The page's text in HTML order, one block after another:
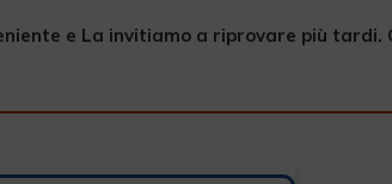
e La invitiamo a riprovare più tardi.